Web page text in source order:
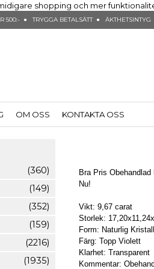
shopping och mer
500:- ● TRYGGA BETALSÄTT ●
OM OSS KONTAKTA OSS
(360)
(149)
(352)
(159)
(2216)
(1935)
Bra Pris
Nu!
Vikt: 9,67 carat
Storlek:
Form: Naturlig Kristall
Färg: Topp Violett
Klarhet: Transparent
Kommentar: